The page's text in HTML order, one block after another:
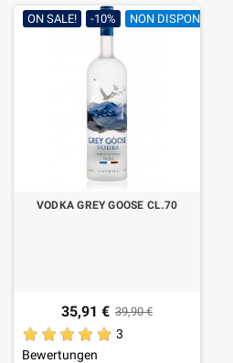
ON SALE! -10% NON DISPONIBILE
VODKA GREY GOOSE CL.70
35,91 € 39,90 €
3
Bewertungen